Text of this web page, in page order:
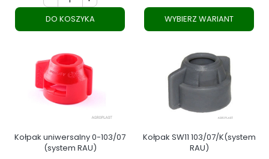
DO KOSZYKA WYBIERZ WARIANT
Kołpak uniwersalny 0-103/07
(system RAU)
Kołpak SW11 103/07/K(system
RAU)